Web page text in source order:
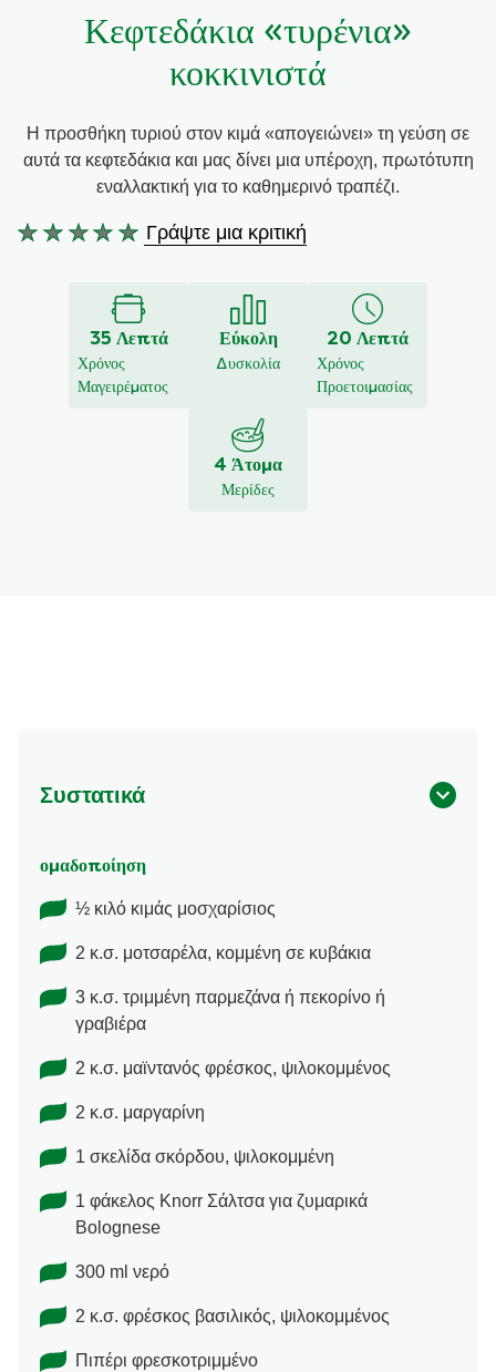
Συνταγές από την Μαργαρίτα Νικολαΐδη
Κεφτεδάκια «τυρένια»
κοκκινιστά
Η προσθήκη τυριού στον κιμά «απογειώνει» τη γεύση σε
αυτά τα κεφτεδάκια και μας δίνει μια υπέροχη, πρωτότυπη
εναλλακτική για το καθημερινό τραπέζι.
Δεν
αξιολογήσεις
Γράψτε μια κριτική
35 Λεπτά
Χρόνος
Μαγειρέματος
Εύκολη
Δυσκολία
20 Λεπτά
Χρόνος
Προετοιμασίας
4 Άτομα
Μερίδες
Συστατικά
ομαδοποίηση
½ κιλό κιμάς μοσχαρίσιος
2 κ.σ. μοτσαρέλα, κομμένη σε κυβάκια
3 κ.σ. τριμμένη παρμεζάνα ή πεκορίνο ή
γραβιέρα
2 κ.σ. μαϊντανός φρέσκος, ψιλοκομμένος
2 κ.σ. μαργαρίνη
1 σκελίδα σκόρδου, ψιλοκομμένη
1 φάκελος Κnorr Σάλτσα για ζυμαρικά
Bolognese
300 ml νερό
2 κ.σ. φρέσκος βασιλικός, ψιλοκομμένος
Πιπέρι φρεσκοτριμμένο